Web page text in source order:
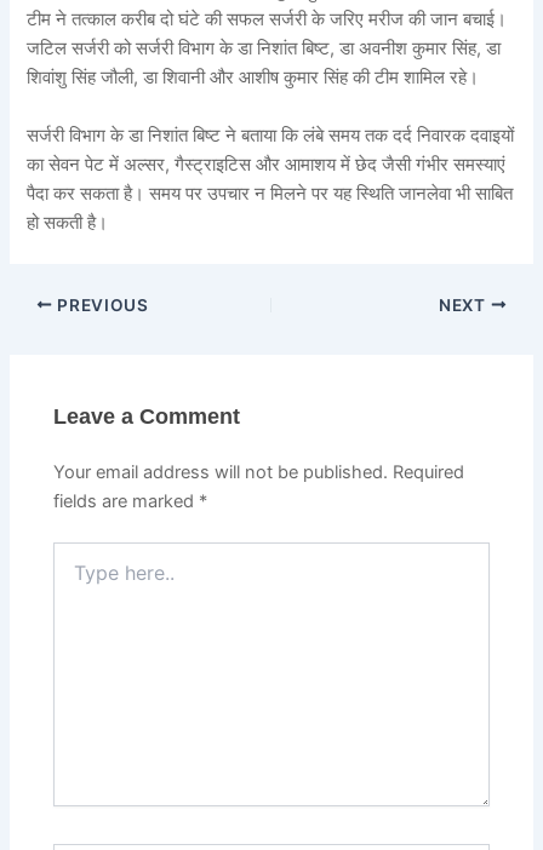
टीम ने तत्काल करीब दो घंटे की सफल सर्जरी के जरिए मरीज की जान बचाई।
जटिल सर्जरी को सर्जरी विभाग के डा निशांत बिष्ट, डा अवनीश कुमार सिंह, डा
शिवांशु सिंह जौली, डा शिवानी और आशीष कुमार सिंह की टीम शामिल रहे।
सर्जरी विभाग के डा निशांत बिष्ट ने बताया कि लंबे समय तक दर्द निवारक दवाइयों
का सेवन पेट में अल्सर, गैस्ट्राइटिस और आमाशय में छेद जैसी गंभीर समस्याएं
पैदा कर सकता है। समय पर उपचार न मिलने पर यह स्थिति जानलेवा भी साबित
हो सकती है।
PREVIOUS NEXT
Leave a Comment
Your email address will not be published. Required
fields are marked *
here..